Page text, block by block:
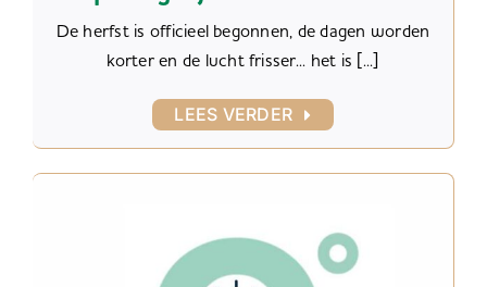
De herfst is officieel begonnen, de dagen worden
korter en de lucht frisser... het is [...]
LEES VERDER